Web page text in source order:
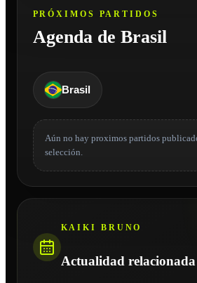
PRÓXIMOS PARTIDOS
Agenda de Brasil
Brasil
Aún no hay proximos partidos
selección.
KAIKI BRUNO
Actualidad relacionada